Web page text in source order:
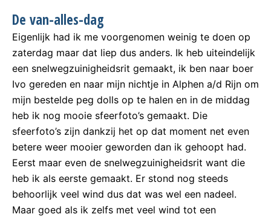
De van-alles-dag
Eigenlijk had ik me voorgenomen weinig te doen op
zaterdag maar dat liep dus anders. Ik heb uiteindelijk
een snelwegzuinigheidsrit gemaakt, ik ben naar boer
Ivo gereden en naar mijn nichtje in Alphen a/d Rijn om
mijn bestelde peg dolls op te halen en in de middag
heb ik nog mooie sfeerfoto’s gemaakt. Die
sfeerfoto’s zijn dankzij het op dat moment net even
betere weer mooier geworden dan ik gehoopt had.
Eerst maar even de snelwegzuinigheidsrit want die
heb ik als eerste gemaakt. Er stond nog steeds
behoorlijk veel wind dus dat was wel een nadeel.
Maar goed als ik zelfs met veel wind tot een